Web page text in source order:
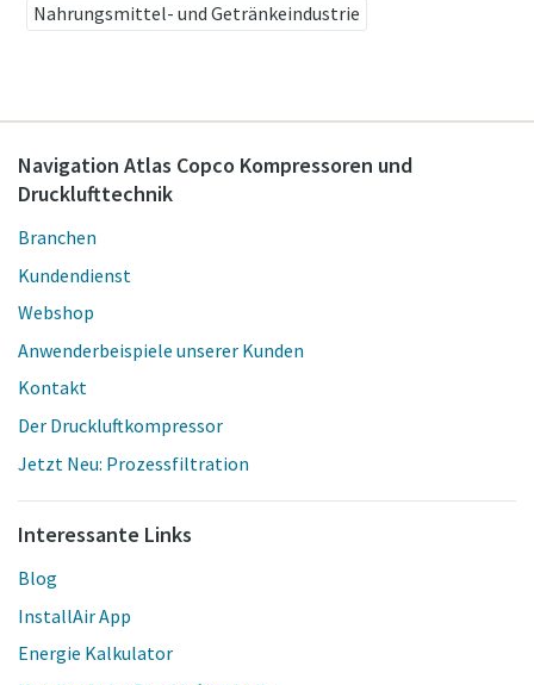
Nahrungsmittel- und Getränkeindustrie
Navigation Atlas Copco Kompressoren und
Drucklufttechnik
Branchen
Kundendienst
Webshop
Anwenderbeispiele unserer Kunden
Kontakt
Der Druckluftkompressor
Jetzt Neu: Prozessfiltration
Interessante Links
Blog
InstallAir App
Energie Kalkulator